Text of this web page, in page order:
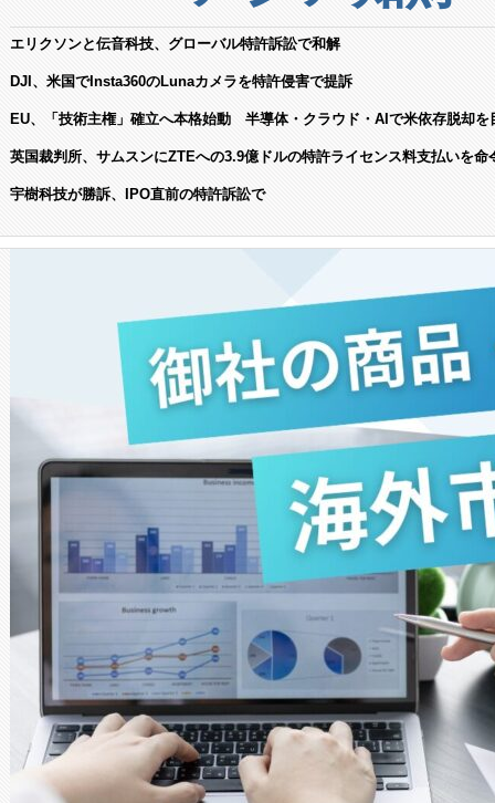
エリクソンと伝音科技、グローバル特許訴訟で和解
DJI、米国でInsta360のLunaカメラを特許侵害で提訴
EU、「技術主権」確立へ本格始動 半導体・クラウド・AIで米依存脱却を
英国裁判所、サムスンにZTEへの3.9億ドルの特許ライセンス料支払いを命
宇樹科技が勝訴、IPO直前の特許訴訟で